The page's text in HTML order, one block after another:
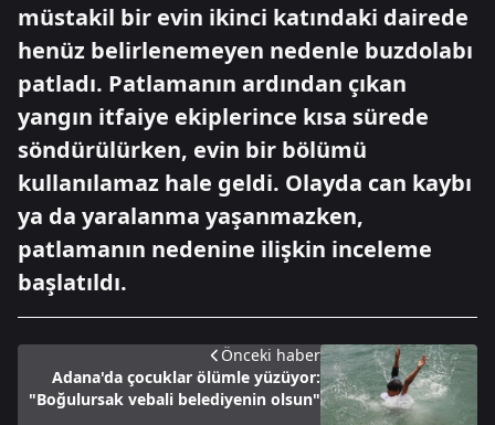
müstakil bir evin ikinci katındaki dairede
henüz belirlenemeyen nedenle buzdolabı
patladı. Patlamanın ardından çıkan
yangın itfaiye ekiplerince kısa sürede
söndürülürken, evin bir bölümü
kullanılamaz hale geldi. Olayda can kaybı
ya da yaralanma yaşanmazken,
patlamanın nedenine ilişkin inceleme
başlatıldı.
Önceki haber
Adana'da çocuklar ölümle yüzüyor:
"Boğulursak vebali belediyenin olsun"